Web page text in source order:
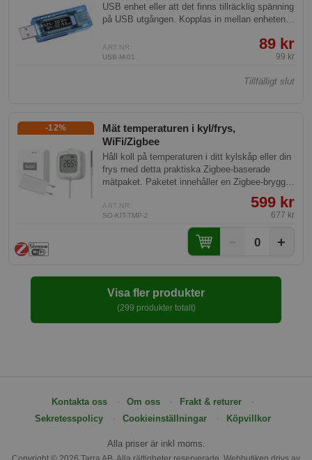
USB enhet eller att det finns tillräcklig spänning
på USB utgången. Kopplas in mellan enheten
ART.NR:
USB-M-01
89 kr
99 kr
Tillfälligt slut
Mät temperaturen i kyl/frys,
WiFi/Zigbee
-12%
Håll koll på temperaturen i ditt kylskåp eller din
frys med detta praktiska Zigbee-baserade
mätpaket. Paketet innehåller en Zigbee-brygga
och en termometer med en prob som enkelt
fästs på utsidan av apparaten. Perfekt för att
säkerställa optimal matlagringssäkerhet och
ART.NR:
SO-KIT-TMP-2
599 kr
677 kr
0 +
Visa fler produkter
(299 produkter totalt)
Kontakta oss Om oss
Frakt & returer
Sekretesspolicy
Cookieinställningar Köpvillkor
Alla priser är inkl moms.